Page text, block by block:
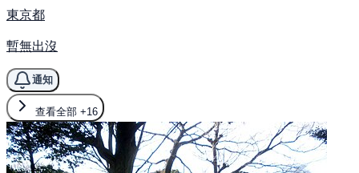
東京都
暫無出沒
通知
查看全部 +16